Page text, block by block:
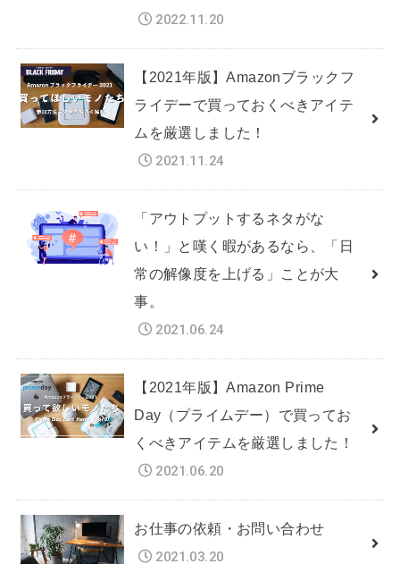
2022.11.20
【2021年版】Amazonブラックフ
ライデーで買っておくべきアイテ
ムを厳選しました！
2021.11.24
「アウトプットするネタがな
い！」と嘆く暇があるなら、「日
常の解像度を上げる」ことが大
事。
2021.06.24
【2021年版】Amazon Prime
Day（プライムデー）で買ってお
くべきアイテムを厳選しました！
2021.06.20
お仕事の依頼・お問い合わせ
2021.03.20